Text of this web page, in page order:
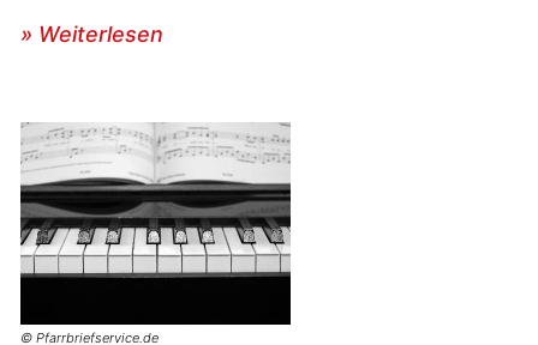
» Weiterlesen
© Pfarrbriefservice.de